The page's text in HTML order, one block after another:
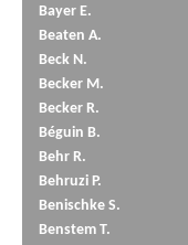
Bayer E.
Beaten A.
Beck N.
Becker M.
Becker R.
Béguin B.
Behr R.
Behruzi P.
Benischke S.
Benstem T.